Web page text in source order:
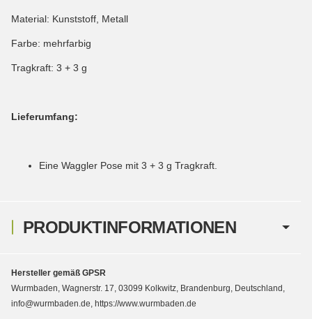
PRODUKTINFORMATIONEN
Material: Kunststoff, Metall
Farbe: mehrfarbig
Tragkraft: 3 + 3 g
Lieferumfang:
Eine Waggler Pose mit 3 + 3 g Tragkraft.
Hersteller gemäß GPSR
Wurmbaden, Wagnerstr. 17, 03099 Kolkwitz, Brandenburg, Deutschland,
info@wurmbaden.de, https://www.wurmbaden.de